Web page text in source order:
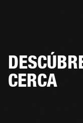
CERCA